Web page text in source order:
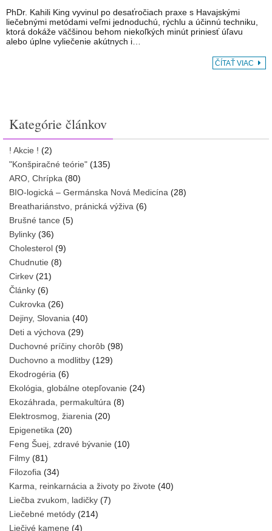
PhDr. Kahili King vyvinul po desaťročiach praxe s Havajskými
liečebnými metódami veľmi jednoduchú, rýchlu a účinnú techniku,
ktorá dokáže väčšinou behom niekoľkých minút priniesť úľavu
alebo úplne vyliečenie akútnych i…
ČÍTAŤ VIAC
Kategórie článkov
! Akcie ! (2)
"Konšpiračné teórie" (135)
ARO, Chrípka (80)
BIO-logická – Germánska Nová Medicína (28)
Breathariánstvo, pránická výživa (6)
Brušné tance (5)
Bylinky (36)
Cholesterol (9)
Chudnutie (8)
Cirkev (21)
Články (6)
Cukrovka (26)
Dejiny, Slovania (40)
Deti a výchova (29)
Duchovné príčiny chorôb (98)
Duchovno a modlitby (129)
Ekodrogéria (6)
Ekológia, globálne otepľovanie (24)
Ekozáhrada, permakultúra (8)
Elektrosmog, žiarenia (20)
Epigenetika (20)
Feng Šuej, zdravé bývanie (10)
Filmy (81)
Filozofia (34)
Karma, reinkarnácia a životy po živote (40)
Liečba zvukom, ladičky (7)
Liečebné metódy (214)
Liečivé kamene (4)